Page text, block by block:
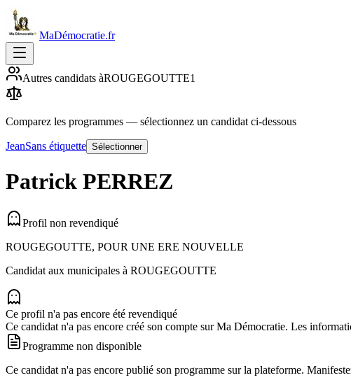
MaDémocratie.fr
Autres candidats àROUGEGOUTTE1
Comparez les programmes — sélectionnez un candidat ci-dessous
JeanSans étiquette Sélectionner
Patrick PERREZ
Profil non revendiqué
ROUGEGOUTTE, POUR UNE ERE NOUVELLE
Candidat aux municipales à ROUGEGOUTTE
Ce profil n'a pas encore été revendiqué
Ce candidat n'a pas encore créé son compte sur Ma Démocratie. Les
Programme non disponible
Ce candidat n'a pas encore publié son programme sur la plateforme.